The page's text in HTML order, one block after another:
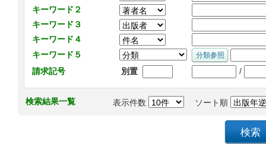
キーワード２
キーワード３
キーワード４
キーワード５
請求記号
別置 /
検索結果一覧 表示件数 ソート順